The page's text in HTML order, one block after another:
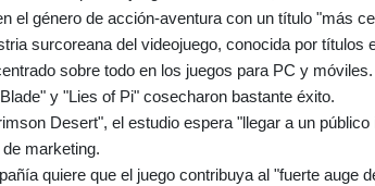
el género de acción-aventura con un título "más
surcoreana del videojuego, conocida por
sobre todo en los juegos para PC y
y "Lies of Pi" cosecharon bastante éxito.
Desert", el estudio espera "llegar a un
marketing.
quiere que el juego contribuya al "fuerte auge